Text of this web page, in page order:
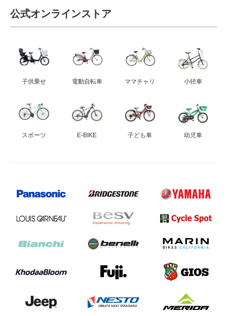
公式オンラインストア
子供乗せ 電動自転車 ママチャリ 小径車
スポーツ E-BIKE 子ども車 幼児車